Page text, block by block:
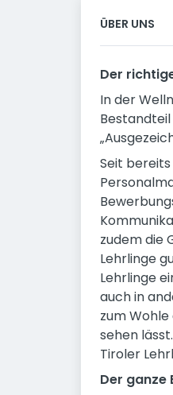
ÜBER UNS
Der
In der
Seit
zudem die
Lehrlinge
Lehrlinge
auch in
zum
sehen
Tiroler
Der ganze